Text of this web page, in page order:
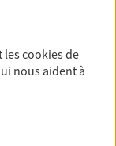
lescookiesde
nous aident à